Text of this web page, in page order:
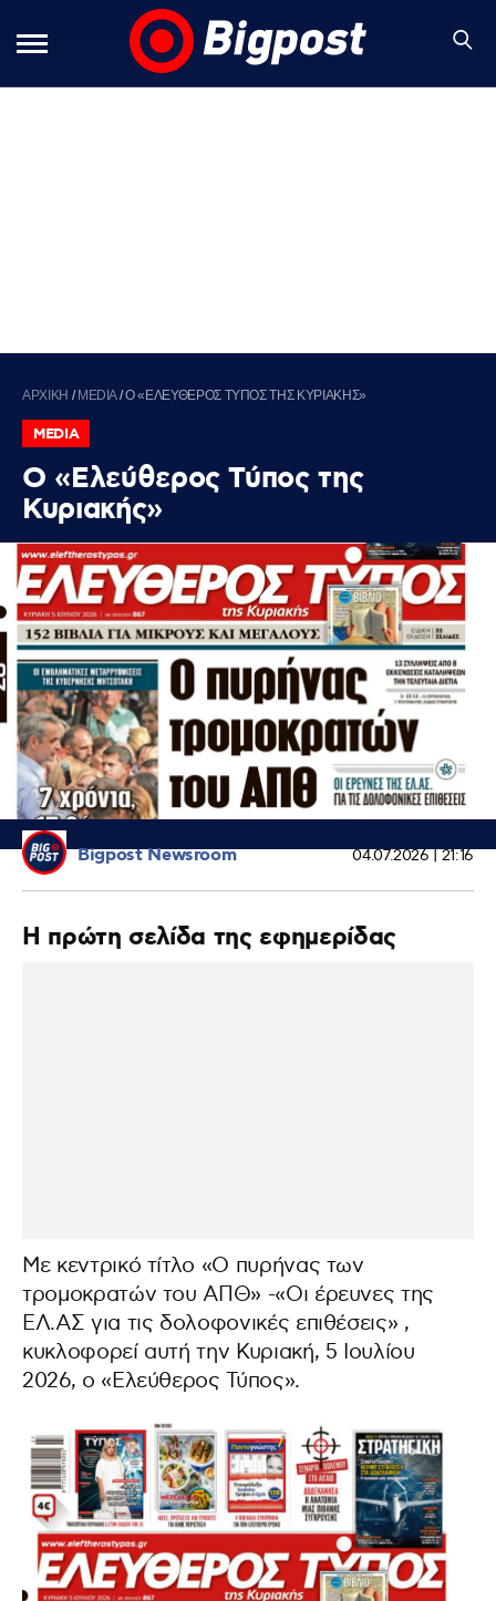
ΑΡΧΙΚΗ / MEDIA/Ο «ΕΛΕΥΘΕΡΟΣ ΤΥΠΟΣ ΤΗΣ ΚΥΡΙΑΚΗΣ»
MEDIA
Ο «Ελεύθερος Τύπος της
Κυριακής»
Bigpost Newsroom 04.07.2026 | 21:16
Η πρώτη σελίδα της εφημερίδας
Με κεντρικό τίτλο «Ο πυρήνας των
τρομοκρατών του ΑΠΘ» -«Οι έρευνες της
ΕΛ.ΑΣ για τις δολοφονικές επιθέσεις» ,
κυκλοφορεί αυτή την Κυριακή, 5 Ιουλίου
2026, ο «Ελεύθερος Τύπος».